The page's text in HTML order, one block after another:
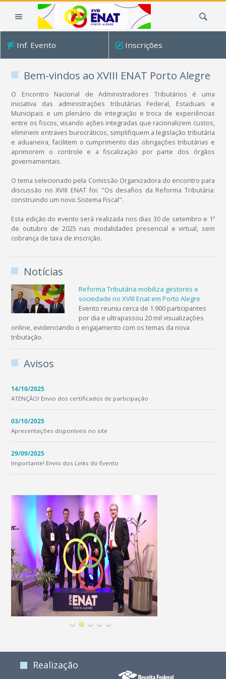
Inf. Evento Inscrições
Bem-vindos ao XVIII ENAT Porto Alegre
O Encontro Nacional de Administradores Tributários é uma
iniciativa das administrações tributárias Federal, Estaduais e
Municipais e um plenário de integração e troca de experiências
entre os fiscos, visando ações integradas que racionalizem custos,
eliminem entraves burocráticos, simplifiquem a legislação tributária
e aduaneira, facilitem o cumprimento das obrigações tributárias e
aprimorem o controle e a fiscalização por parte dos órgãos
governamentais.
O tema selecionado pela Comissão Organizadora do encontro para
discussão no XVIII ENAT foi: "Os desafios da Reforma Tributária:
construindo um novo Sistema Fiscal".
Esta edição do evento será realizada nos dias 30 de setembro e 1º
de outubro de 2025 nas modalidades presencial e virtual, sem
cobrança de taxa de inscrição.
Notícias
Reforma Tributária mobiliza gestores e
sociedade no XVIII Enat em Porto Alegre
Evento reuniu cerca de 1.900 participantes
por dia e ultrapassou 20 mil visualizações
online, evidenciando o engajamento com os temas da nova
tributação.
Avisos
14/10/2025
ATENÇÃO! Envio dos certificados de participação
03/10/2025
Apresentações disponíveis no site
29/09/2025
Importante! Envio dos Links do Evento
Realização